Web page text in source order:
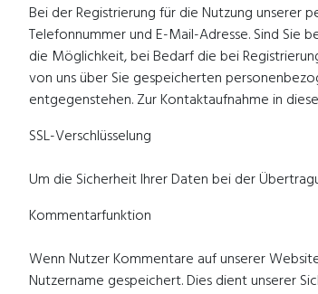
Bei der Registrierung für die Nutzung unserer
Telefonnummer und E-Mail-Adresse. Sind Sie
die Möglichkeit, bei Bedarf die bei
von uns über Sie gespeicherten
entgegenstehen. Zur Kontaktaufnahme in
SSL-Verschlüsselung
Um die Sicherheit Ihrer Daten bei der
Kommentarfunktion
Wenn Nutzer Kommentare auf unserer
Nutzername gespeichert. Dies dient unserer